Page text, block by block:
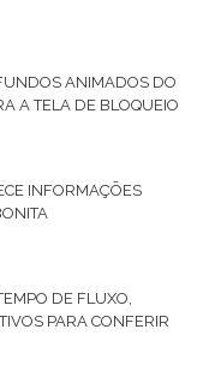
ANIMADOS DO
A TELA DE BLOQUEIO
INFORMAÇÕES
DE FLUXO,
PARA CONFERIR